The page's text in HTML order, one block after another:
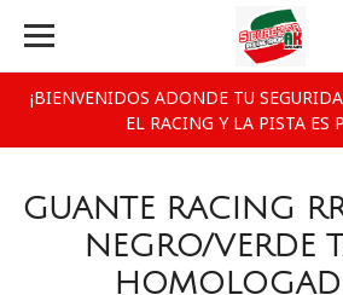
¡BIENVENIDOS ADONDE TU
EL RACING Y LA PISTA ES
GUANTE RACING
NEGRO/VERDE